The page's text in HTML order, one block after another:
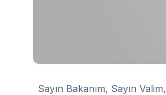
Sayın Bakanım, Sayın Valim,